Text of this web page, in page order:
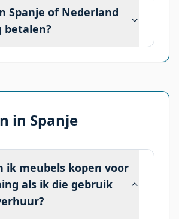
Spanje of Nederland
betalen?
in Spanje
ik meubels kopen voor
als ik die gebruik